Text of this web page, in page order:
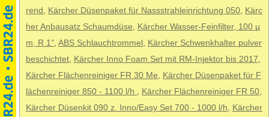
rend , Kärcher Düsenpaket für Nassstrahleinrichtung 050, Kärc
her Anbausatz Schaumdüse, Kärcher Wasser-Feinfilter, 100 µ
m, R 1", ABS Schlauchtrommel , Kärcher Schwenkhalter pulver
beschichtet, Kärcher Inno Foam Set mit RM-Injektor bis 2017,
Kärcher Flächenreiniger FR 30 Me, Kärcher Düsenpaket für F
lächenreiniger 850 - 1100 l/h , Kärcher Flächenreiniger FR 50,
Kärcher Düsenkit 090 z. Inno/Easy Set 700 - 1000 l/h, Kärcher